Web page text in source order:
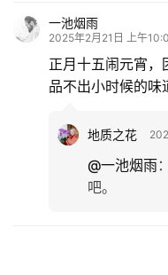
一池烟雨
2025年2月21日 上午
正月十五闹元宵，
品不出小时候的味
地质之花
@一池烟雨：
吧。